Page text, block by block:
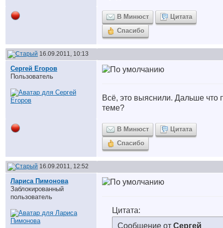
В Минюст
Цитата
Спасибо
16.09.2011, 10:13
Сергей Егоров
Пользователь
Всё, это выяснили. Дальше что
теме?
В Минюст
Цитата
Спасибо
16.09.2011, 12:52
Лариса Пимонова
Заблокированный
пользователь
Цитата:
Сообщение от Сергей